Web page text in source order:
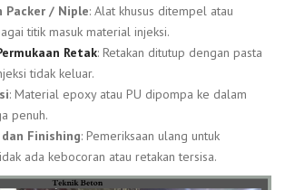
Packer / Niple: Alat khusus ditempel atau
titik masuk material injeksi.
Retak: Retakan ditutup dengan pasta
tidak keluar.
: Material epoxy atau PU dipompa ke dalam
penuh.
Finishing: Pemeriksaan ulang untuk
ada kebocoran atau retakan tersisa.